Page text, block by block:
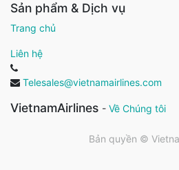
Sản phẩm & Dịch vụ
Trang chủ
Liên hệ
Telesales@vietnamairlines.com
VietnamAirlines - Về Chúng tôi
Bản quyền ©